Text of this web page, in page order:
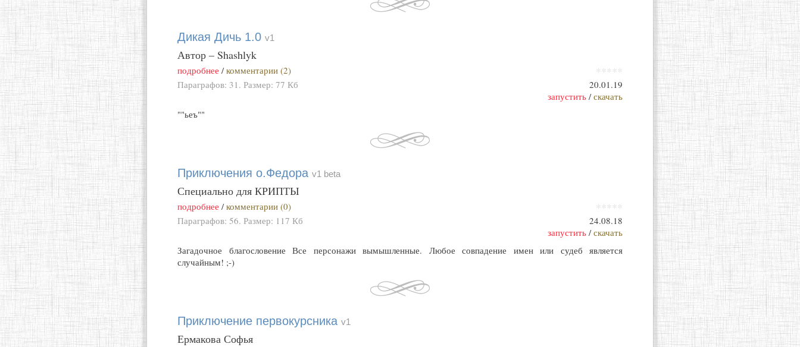
Дикая Дичь 1.0 v1
Автор – Shashlyk
подробнее /комментарии (2) *****
Параграфов: 31. Размер: 77 Кб
20.01.19
запустить /скачать
""ьеъ""
Приключения о.Федора v1 beta
Специально для КРИПТЫ
подробнее /комментарии (0) *****
Параграфов: 56. Размер: 117 Кб
24.08.18
запустить /скачать
Загадочное благословение Все персонажи вымышленные. Любое совпадение имен или судеб является
случайным! ;-)
Приключение первокурсника v1
Ермакова Софья